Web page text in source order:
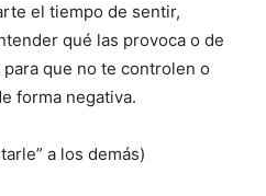
el tiempo de sentir,
qué las provoca o de
que no te controlen o
forma negativa.
a los demás)